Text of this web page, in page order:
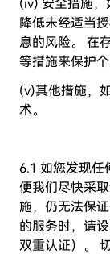
(iv) 安全措施
降低未经适当
息的风险。 在
等措施来保护
(v)其他措施，
术。
6.1 如您发现任
便我们尽快采
施，仍无法保
的服务时，请
双重认证）。